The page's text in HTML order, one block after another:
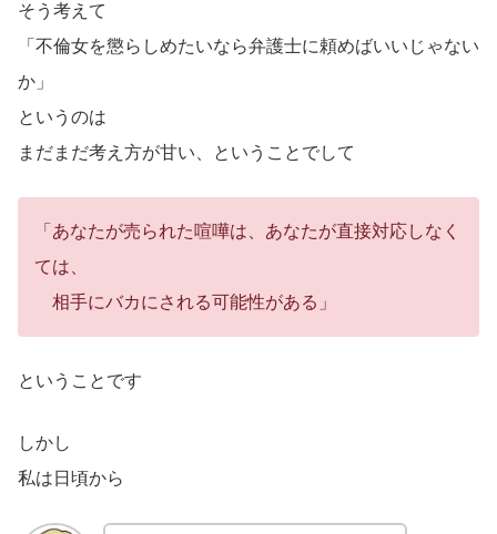
そう考えて
「不倫女を懲らしめたいなら弁護士に頼めばいいじゃない
か」
というのは
まだまだ考え方が甘い、ということでして
「あなたが売られた喧嘩は、あなたが直接対応しなく
ては、
相手にバカにされる可能性がある」
ということです
しかし
私は日頃から